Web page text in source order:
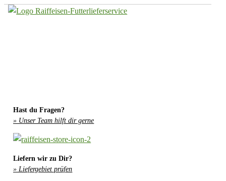
suche
Hast du Fragen?
» Unser Team hilft dir gerne
Liefern wir zu Dir?
» Liefergebiet prüfen